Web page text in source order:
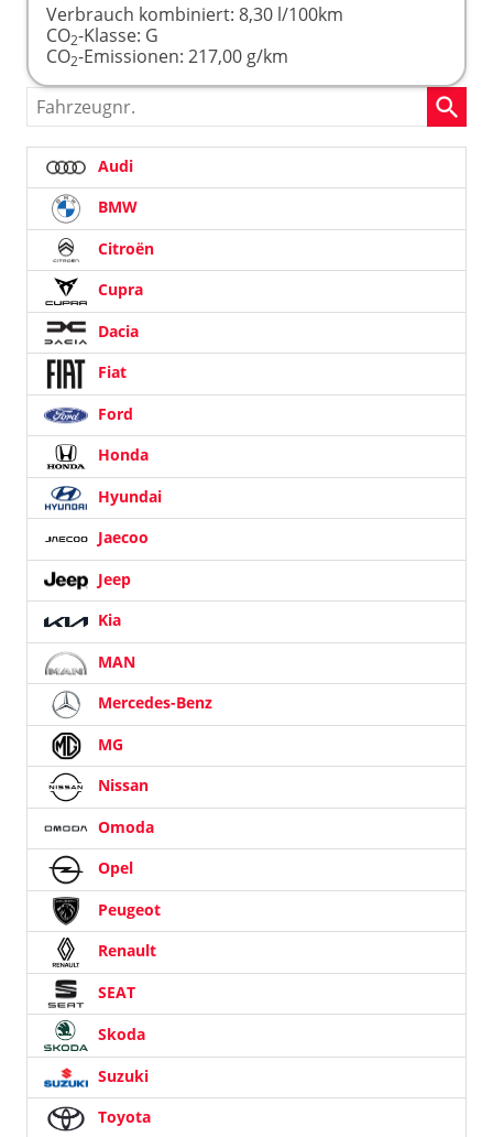
Verbrauch kombiniert: 8,30 l/100km
CO2-Klasse: G
CO2-Emissionen: 217,00 g/km
Fahrzeugnr.
Audi
BMW
Citroën
Cupra
Dacia
Fiat
Ford
Honda
Hyundai
Jaecoo
Jeep
Kia
MAN
Mercedes-Benz
MG
Nissan
Omoda
Opel
Peugeot
Renault
SEAT
Skoda
Suzuki
Toyota